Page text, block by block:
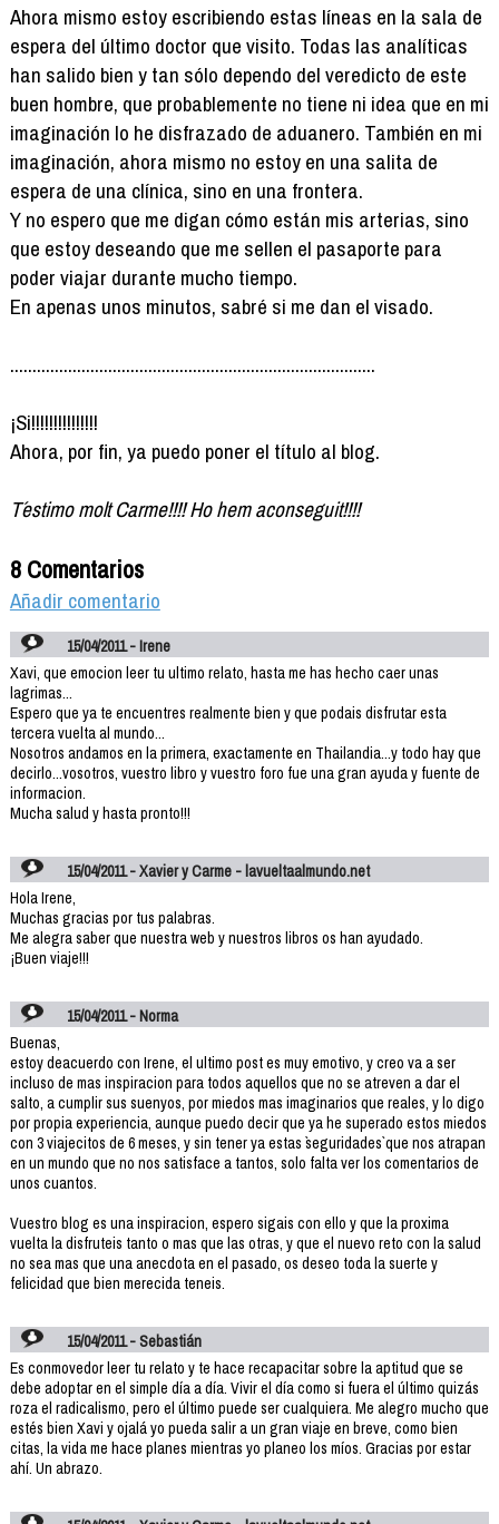
Ahora mismo estoy escribiendo estas líneas en la sala de
espera del último doctor que visito. Todas las analíticas
han salido bien y tan sólo dependo del veredicto de este
buen hombre, que probablemente no tiene ni idea que en mi
imaginación lo he disfrazado de aduanero. También en mi
imaginación, ahora mismo no estoy en una salita de
espera de una clínica, sino en una frontera.
Y no espero que me digan cómo están mis arterias, sino
que estoy deseando que me sellen el pasaporte para
poder viajar durante mucho tiempo.
En apenas unos minutos, sabré si me dan el visado.
..................................................................................
¡Si!!!!!!!!!!!!!!!
Ahora, por fin, ya puedo poner el título al blog.
T´estimo molt Carme!!!! Ho hem aconseguit!!!!
8 Comentarios
Añadir comentario
15/04/2011 - Irene
Xavi, que emocion leer tu ultimo relato, hasta me has hecho caer unas
lagrimas...
Espero que ya te encuentres realmente bien y que podais disfrutar esta
tercera vuelta al mundo...
Nosotros andamos en la primera, exactamente en Thailandia...y todo hay que
decirlo...vosotros, vuestro libro y vuestro foro fue una gran ayuda y fuente de
informacion.
Mucha salud y hasta pronto!!!
15/04/2011 - Xavier y Carme - lavueltaalmundo.net
Hola Irene,
Muchas gracias por tus palabras.
Me alegra saber que nuestra web y nuestros libros os han ayudado.
¡Buen viaje!!!
15/04/2011 - Norma
Buenas,
estoy deacuerdo con Irene, el ultimo post es muy emotivo, y creo va a ser
incluso de mas inspiracion para todos aquellos que no se atreven a dar el
salto, a cumplir sus suenyos, por miedos mas imaginarios que reales, y lo digo
por propia experiencia, aunque puedo decir que ya he superado estos miedos
con 3 viajecitos de 6 meses, y sin tener ya estas `seguridades` que nos atrapan
en un mundo que no nos satisface a tantos, solo falta ver los comentarios de
unos cuantos.
Vuestro blog es una inspiracion, espero sigais con ello y que la proxima
vuelta la disfruteis tanto o mas que las otras, y que el nuevo reto con la salud
no sea mas que una anecdota en el pasado, os deseo toda la suerte y
felicidad que bien merecida teneis.
15/04/2011 - Sebastián
Es conmovedor leer tu relato y te hace recapacitar sobre la aptitud que se
debe adoptar en el simple día a día. Vivir el día como si fuera el último quizás
roza el radicalismo, pero el último puede ser cualquiera. Me alegro mucho que
estés bien Xavi y ojalá yo pueda salir a un gran viaje en breve, como bien
citas, la vida me hace planes mientras yo planeo los míos. Gracias por estar
ahí. Un abrazo.